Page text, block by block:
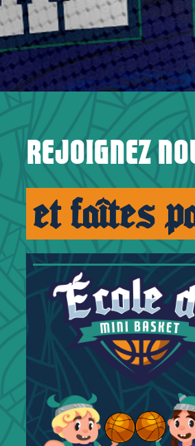
Rejoignez
et faîtes